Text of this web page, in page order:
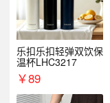
乐扣乐扣轻弹双饮保
温杯LHC3217
￥89